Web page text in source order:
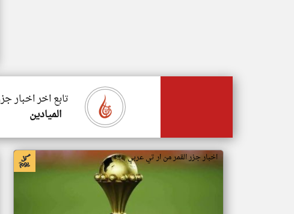
تابع اخر اخبار
الميادين
اخبار جزر القمر من ار تي عربي